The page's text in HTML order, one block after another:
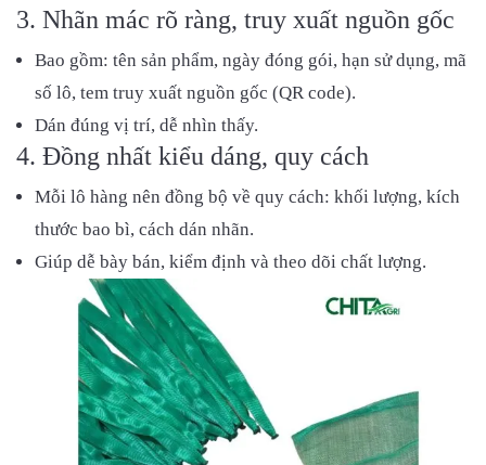
3. Nhãn mác rõ ràng, truy xuất nguồn gốc
Bao gồm: tên sản phẩm, ngày đóng gói, hạn sử dụng, mã
số lô, tem truy xuất nguồn gốc (QR code).
Dán đúng vị trí, dễ nhìn thấy.
4. Đồng nhất kiểu dáng, quy cách
Mỗi lô hàng nên đồng bộ về quy cách: khối lượng, kích
thước bao bì, cách dán nhãn.
Giúp dễ bày bán, kiểm định và theo dõi chất lượng.